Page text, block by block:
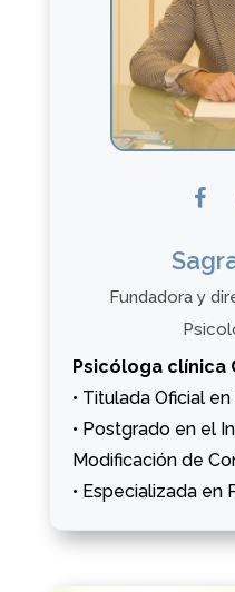
Fundadora y
Psicóloga clínica
• Titulada Oficial
• Postgrado en el
Modificación de
• Especializada en